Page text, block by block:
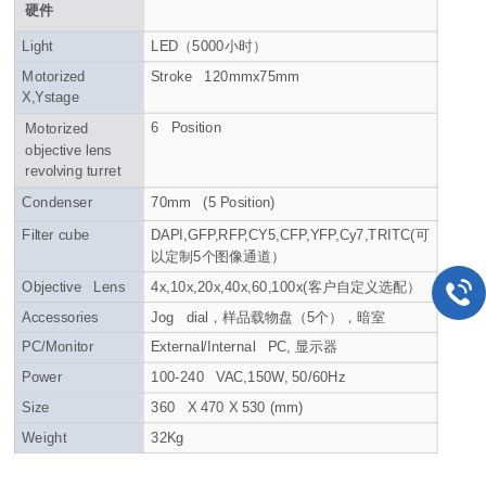
硬件
Light
LED（5000小时）
Motorized
X,Ystage
Stroke 120mmx75mm
Motorized
objective lens
revolving turret
6 Position
Condenser 70mm (5 Position)
Filter cube DAPI,GFP,RFP,CY5,CFP,YFP,Cy7,TRITC(可
以定制5个图像通道）
Objective Lens
4x,10x,20x,40x,60,100x(客户自定义选配）
Accessories
Jog dial，样品载物盘（5个），暗室
PC/Monitor
External/Internal PC, 显示器
Power
100-240 VAC,150W, 50/60Hz
Size
360 X 470 X 530 (mm)
Weight
32Kg